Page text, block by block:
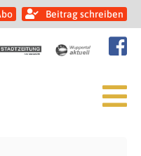
Beitrag schreiben